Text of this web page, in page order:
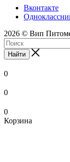
Вконтакте
2026 © Вип
Найти
0
0
0
Корзина